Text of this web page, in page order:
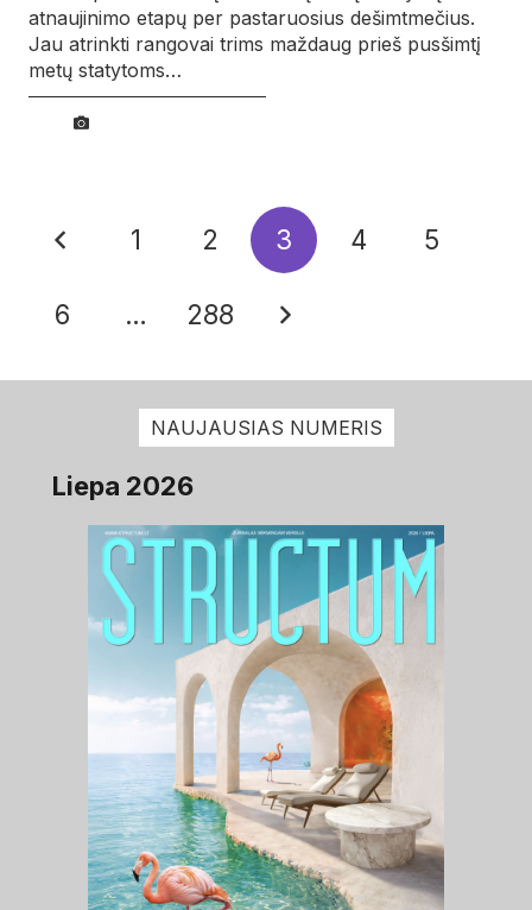
atnaujinimo etapų per pastaruosius dešimtmečius.
Jau atrinkti rangovai trims maždaug prieš pusšimtį
metų statytoms…
1 2 3 4 5
6 … 288
NAUJAUSIAS NUMERIS
Liepa 2026